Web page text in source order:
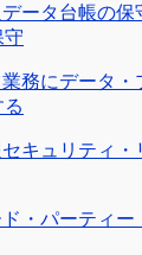
ータ台帳の保
守
務にデータ
キュリティ・
・パーティー